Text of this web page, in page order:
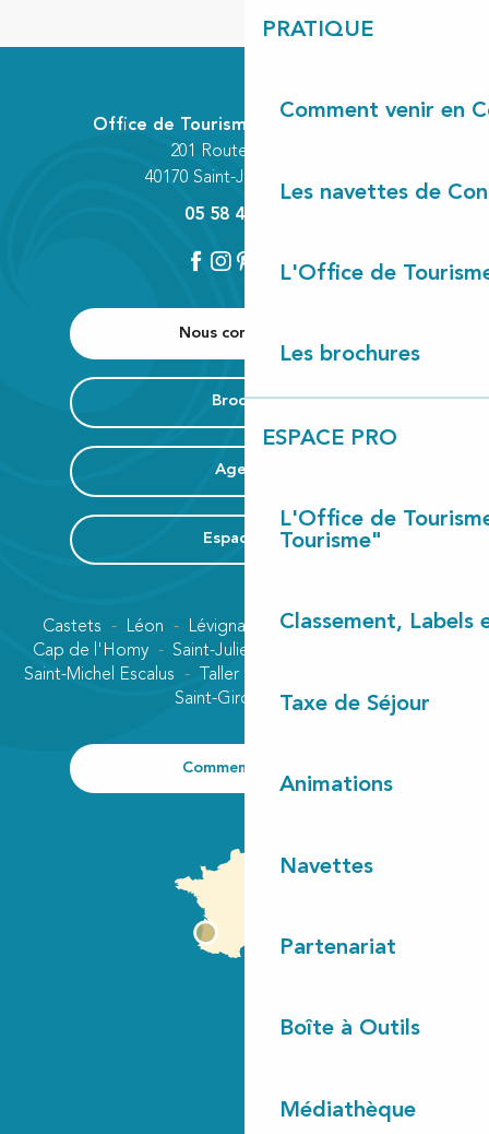
PRATIQUE
Comment venir en
Les navettes de
L'Office de
Les brochures
ESPACE PRO
L'Office de
Tourisme"
Classement, Labels
Taxe de Séjour
Animations
Navettes
Partenariat
Boîte à Outils
Médiathèque
Nous contacter
Brochure
Agenda
Espace Pro
Office de Tourisme Communautaire
201 Route des Lacs
40170 Saint-Julien-en-Born
05 58 42 89 80
Castets Léon Lévignacq Linxe
Lit-et-Mixe
Cap de l'Homy
Saint-Julien-en-Born
Saint-Michel Escalus
Taller
Saint-Girons plage
Comment venir ?